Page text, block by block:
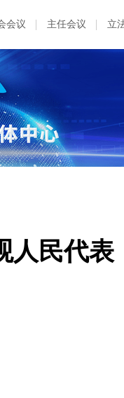
会议 主任会议 立
人民代表